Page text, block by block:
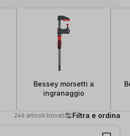
Bessey morsetti a
ingranaggio
246 articoli trovati Filtra e ordina